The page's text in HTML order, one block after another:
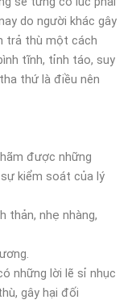
do người khác gây
trả thù một cách
tĩnh, tỉnh táo, suy
thứ là điều nên
được những
kiểm soát của lý
thản, nhẹ nhàng,
những lời lẽ sỉ nhục
gây hại đối